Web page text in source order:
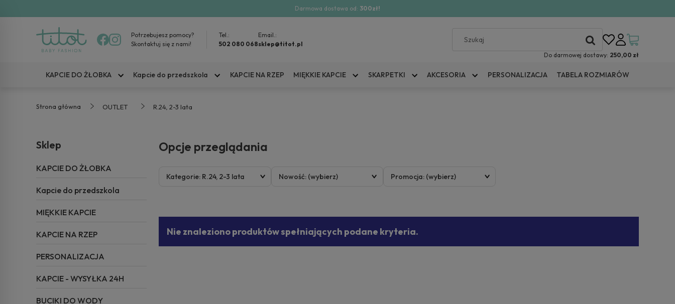
Darmowa dostawa od: 300zł!
Potrzebujesz pomocy?
Skontaktuj się z nami!
Tel.:
502 080 068
Email.:
sklep@titot.pl
Do darmowej dostawy: 250,00 zł
KAPCIE DO ŻŁOBKA Kapcie do przedszkola KAPCIE NA RZEP MIĘKKIE KAPCIE SKARPETKI AKCESORIA PERSONALIZACJA TABELA ROZMIARÓW
Strona główna OUTLET R.24, 2-3 lata
Sklep
KAPCIE DO ŻŁOBKA
Kapcie do przedszkola
MIĘKKIE KAPCIE
KAPCIE NA RZEP
PERSONALIZACJA
KAPCIE - WYSYŁKA 24H
BUCIKI DO WODY
Opcje przeglądania
Kategorie: R.24, 2-3 lata Nowość: (wybierz) Promocja: (wybierz)
Nie znaleziono produktów spełniających podane kryteria.